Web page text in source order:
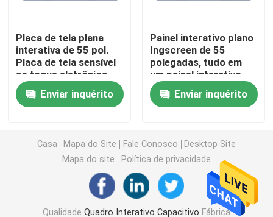
tela plano interativo
Parede video do LCD
Suporte interativo de Whiteboard
Placa de tela plana
interativa de 55 pol.
Placa de tela sensível
ao toque eletrônica
inteligente para
conferência
Enviar inquérito
Painel interativo plano
Ingscreen de 55
polegadas, tudo em
um painel interativo
para reuniões
Enviar inquérito
Casa Mapa do Site Fale Conosco
Desktop Site
Mapa do site
Política de privacidade
Qualidade Quadro Interativo Capacitivo Fábrica